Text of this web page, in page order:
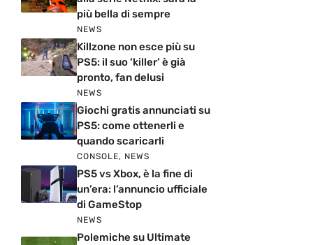
più bella di sempre
NEWS
Killzone non esce più su
PS5: il suo ‘killer’ è già
pronto, fan delusi
NEWS
Giochi gratis annunciati su
PS5: come ottenerli e
quando scaricarli
CONSOLE, NEWS
PS5 vs Xbox, è la fine di
un’era: l’annuncio ufficiale
di GameStop
NEWS
Polemiche su Ultimate